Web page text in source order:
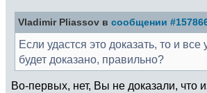
Vladimir Pliassov в сообщении
Если удастся это доказать, то и
будет доказано, правильно?
Во-первых, нет, Вы не доказали, что